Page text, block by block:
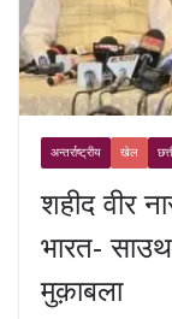
अन्तर्राष्ट्रीय खेल
शहीद वीर
भारत-
मुक़ाबला